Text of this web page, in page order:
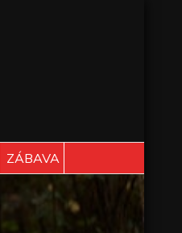
ZÁBAVA